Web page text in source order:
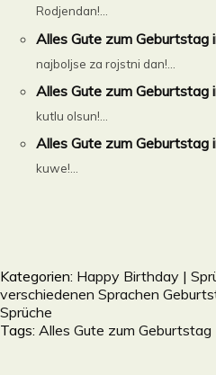
Rodjendan!...
Alles Gute zum Geburtstag
najboljse za rojstni dan!...
Alles Gute zum Geburtstag
kutlu olsun!...
Alles Gute zum Geburtstag
kuwe!...
Kategorien: Happy Birthday |
verschiedenen Sprachen
Sprüche
Tags: Alles Gute zum Geburtstag